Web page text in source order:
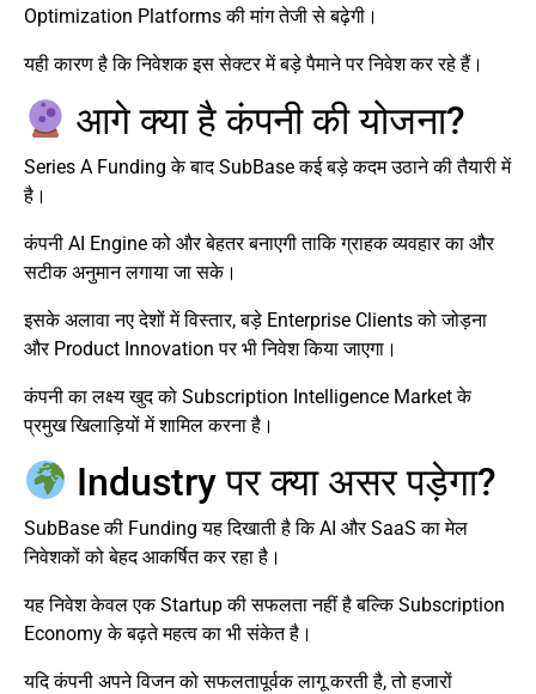
Optimization Platforms की मांग तेजी से बढ़ेगी।
यही कारण है कि निवेशक इस सेक्टर में बड़े पैमाने पर निवेश कर रहे हैं।
आगे क्या है कंपनी की योजना?
Series A Funding के बाद SubBase कई बड़े कदम उठाने की तैयारी में
है।
कंपनी AI Engine को और बेहतर बनाएगी ताकि ग्राहक व्यवहार का और
सटीक अनुमान लगाया जा सके।
इसके अलावा नए देशों में विस्तार, बड़े Enterprise Clients को जोड़ना
और Product Innovation पर भी निवेश किया जाएगा।
कंपनी का लक्ष्य खुद को Subscription Intelligence Market के
प्रमुख खिलाड़ियों में शामिल करना है।
Industry पर क्या असर पड़ेगा?
SubBase की Funding यह दिखाती है कि AI और SaaS का मेल
निवेशकों को बेहद आकर्षित कर रहा है।
यह निवेश केवल एक Startup की सफलता नहीं है बल्कि Subscription
Economy के बढ़ते महत्व का भी संकेत है।
यदि कंपनी अपने विजन को सफलतापूर्वक लागू करती है, तो हजारों